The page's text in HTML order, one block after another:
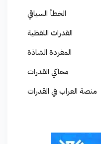
الخطأ السياقي
القدرات اللفظية
المفردة الشاذة
محاكي القدرات
منصة العراب في القدرات